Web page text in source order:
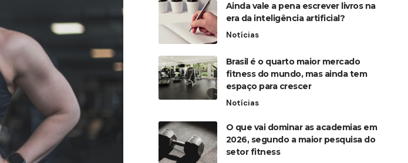
Ainda vale a pena escrever livros na
era da inteligência artificial?
Notícias
Brasil é o quarto maior mercado
fitness do mundo, mas ainda tem
espaço para crescer
Notícias
O que vai dominar as academias em
2026, segundo a maior pesquisa do
setor fitness